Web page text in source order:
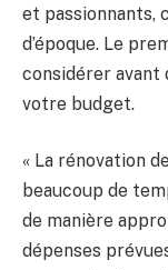
et passionnants,
d’époque. Le
considérer avant
votre budget.
« La rénovation
beaucoup de
de manière
dépenses